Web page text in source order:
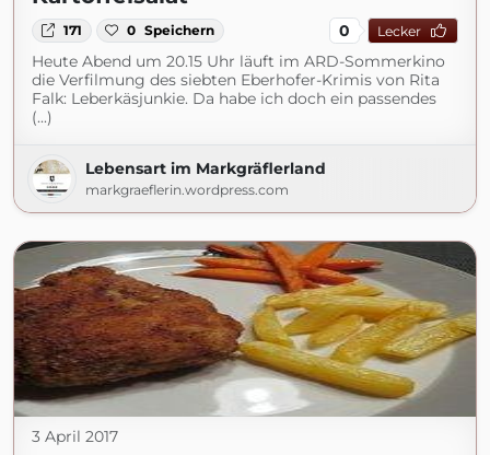
171 0 Speichern 0 Lecker
Heute Abend um 20.15 Uhr läuft im ARD-Sommerkino
die Verfilmung des siebten Eberhofer-Krimis von Rita
Falk: Leberkäsjunkie. Da habe ich doch ein passendes
(...)
Lebensart im Markgräflerland
markgraeflerin.wordpress.com
3 April 2017